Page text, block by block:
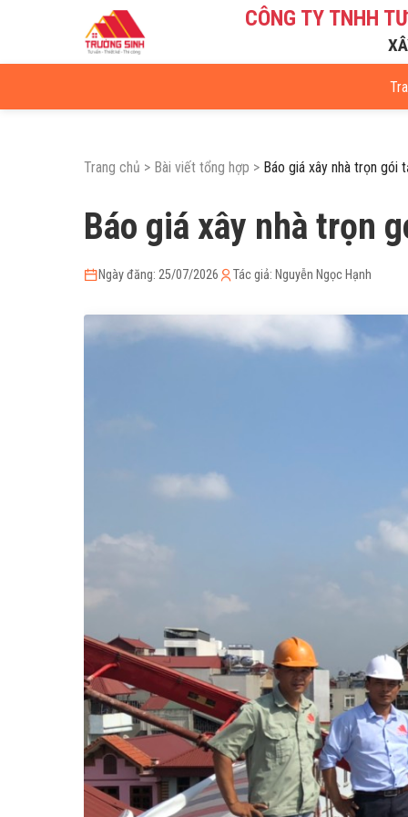
CÔNG TY TNHH
Trang chủ > Bài viết tổng hợp > Báo giá xây nhà trọn gói
Báo giá xây nhà trọn
Ngày đăng: 25/07/2026 Tác giả: Nguyễn Ngọc Hạnh